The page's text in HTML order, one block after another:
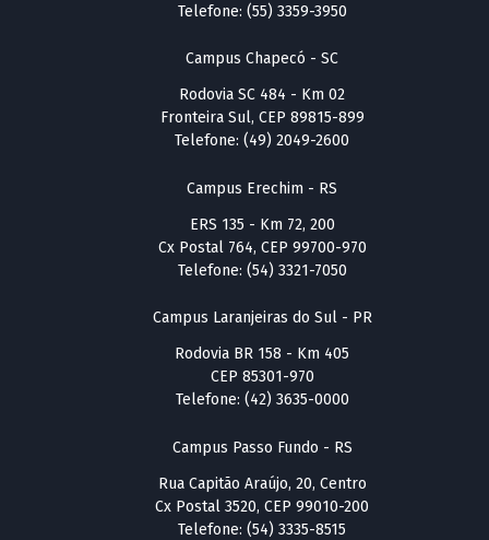
Telefone: (55) 3359-3950
Campus Chapecó - SC
Rodovia SC 484 - Km 02
Fronteira Sul, CEP 89815-899
Telefone: (49) 2049-2600
Campus Erechim - RS
ERS 135 - Km 72, 200
Cx Postal 764, CEP 99700-970
Telefone: (54) 3321-7050
Campus Laranjeiras do Sul - PR
Rodovia BR 158 - Km 405
CEP 85301-970
Telefone: (42) 3635-0000
Campus Passo Fundo - RS
Rua Capitão Araújo, 20, Centro
Cx Postal 3520, CEP 99010-200
Telefone: (54) 3335-8515